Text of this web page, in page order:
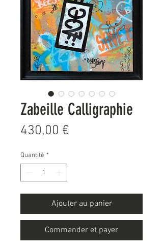
Zabeille Calligraphie
430,00 €
Quantité *
Ajouter au panier
Commander et payer